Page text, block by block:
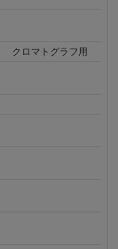
クロマトグラフ用